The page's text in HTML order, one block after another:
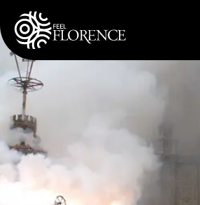
Aller au contenu principal